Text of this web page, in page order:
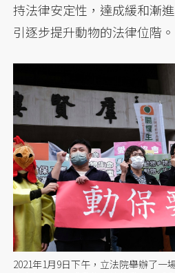
持法律安定性，達成緩和漸
引逐步提升動物的法律位階。
2021年1月9日下午，立法院舉辦了一